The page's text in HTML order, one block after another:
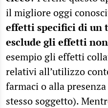
il migliore oggi
effetti specifici di un
esclude gli effetti
esempio gli effetti
relativi all’utilizzo
farmaci o alla
stesso soggetto).